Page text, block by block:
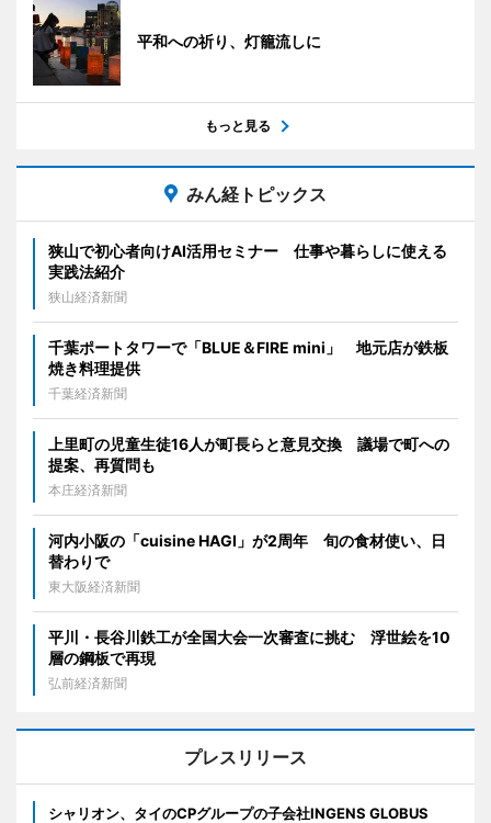
平和への祈り、灯籠流しに
もっと見る
みん経トピックス
狭山で初心者向けAI活用セミナー 仕事や暮らしに使える
実践法紹介
狭山経済新聞
千葉ポートタワーで「BLUE＆FIRE mini」 地元店が鉄板
焼き料理提供
千葉経済新聞
上里町の児童生徒16人が町長らと意見交換 議場で町への
提案、再質問も
本庄経済新聞
河内小阪の「cuisine HAGI」が2周年 旬の食材使い、日
替わりで
東大阪経済新聞
平川・長谷川鉄工が全国大会一次審査に挑む 浮世絵を10
層の鋼板で再現
弘前経済新聞
プレスリリース
シャリオン、タイのCPグループの子会社INGENS GLOBUS